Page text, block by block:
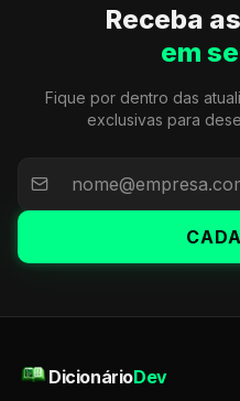
Receba
em
Fique por dentro das
exclusivas para
DicionárioDev